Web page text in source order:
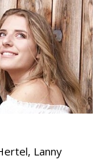
Lanny